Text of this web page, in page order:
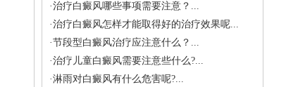
·治疗白癜风哪些事项需要注意？...
·治疗白癜风怎样才能取得好的治疗效果呢...
·节段型白癜风治疗应注意什么？...
·治疗儿童白癜风需要注意些什么?...
·淋雨对白癜风有什么危害呢?...